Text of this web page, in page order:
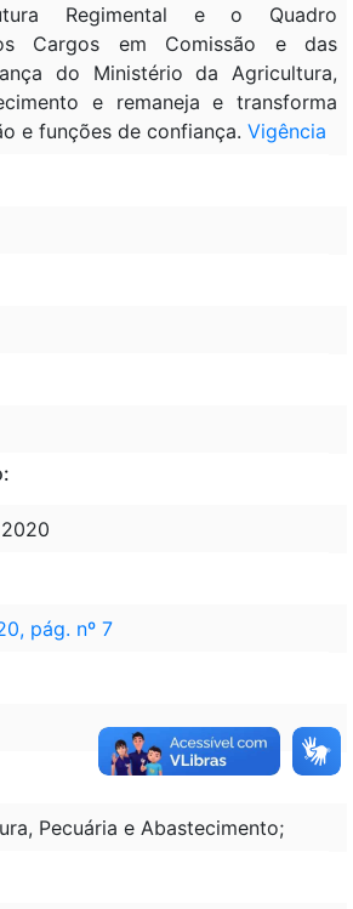
Regimental e o Quadro
Cargos em Comissão e das
do Ministério da Agricultura,
e remaneja e transforma
e funções de confiança. Vigência
pág. nº 7
Pecuária e Abastecimento;